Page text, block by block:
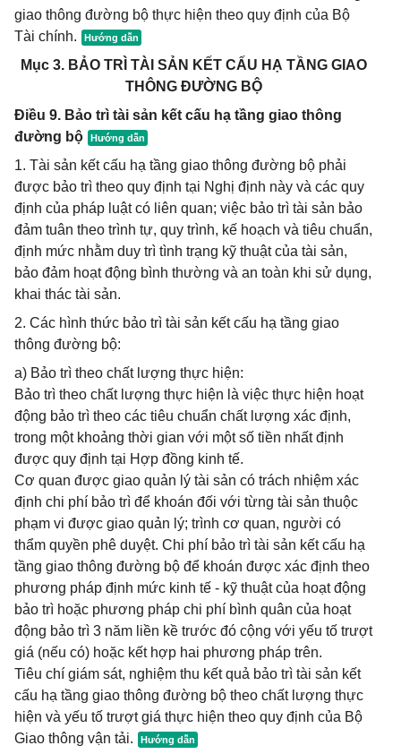
giao thông đường bộ thực hiện theo quy định của Bộ
Tài chính.
Mục 3. BẢO TRÌ TÀI SẢN KẾT CẤU HẠ TẦNG GIAO
THÔNG ĐƯỜNG BỘ
Điều 9. Bảo trì tài sản kết cấu hạ tầng giao thông
đường bộ
1. Tài sản kết cấu hạ tầng giao thông đường bộ phải
được bảo trì theo quy định tại Nghị định này và các quy
định của pháp luật có liên quan; việc bảo trì tài sản bảo
đảm tuân theo trình tự, quy trình, kế hoạch và tiêu chuẩn,
định mức nhằm duy trì tình trạng kỹ thuật của tài sản,
bảo đảm hoạt động bình thường và an toàn khi sử dụng,
khai thác tài sản.
2. Các hình thức bảo trì tài sản kết cấu hạ tầng giao
thông đường bộ:
a) Bảo trì theo chất lượng thực hiện:
Bảo trì theo chất lượng thực hiện là việc thực hiện hoạt
động bảo trì theo các tiêu chuẩn chất lượng xác định,
trong một khoảng thời gian với một số tiền nhất định
được quy định tại Hợp đồng kinh tế.
Cơ quan được giao quản lý tài sản có trách nhiệm xác
định chi phí bảo trì để khoán đối với từng tài sản thuộc
phạm vi được giao quản lý; trình cơ quan, người có
thẩm quyền phê duyệt. Chi phí bảo trì tài sản kết cấu hạ
tầng giao thông đường bộ để khoán được xác định theo
phương pháp định mức kinh tế - kỹ thuật của hoạt động
bảo trì hoặc phương pháp chi phí bình quân của hoạt
động bảo trì 3 năm liền kề trước đó cộng với yếu tố trượt
giá (nếu có) hoặc kết hợp hai phương pháp trên.
Tiêu chí giám sát, nghiệm thu kết quả bảo trì tài sản kết
cấu hạ tầng giao thông đường bộ theo chất lượng thực
hiện và yếu tố trượt giá thực hiện theo quy định của Bộ
Giao thông vận tải.